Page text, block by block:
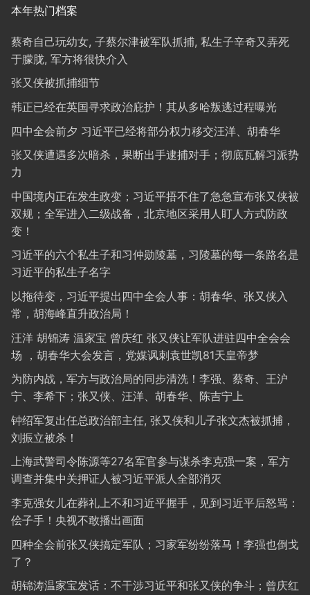
本年热门档案
蔡奇自己玩幼女, 子蔡尔津被军队抓捕, 私生子辛奇又弄死
于朦胧, 军方将很快介入
张又侠被抓捕细节
韩正已经在英国寻求政治庇护！其从多哈叛逃过程曝光
四中全会前夕 习近平已经将部分权力移交汪洋、胡春华
张又侠遭遇多次暗杀，果断出手逮捕对手；彻底瓦解习派势
力
中国境内正在发生政变；习近平捂不住了急急宣布张又侠被
双规；全军进入二级战备，北京地区采用人盯人方式防政
变！
习近平的六个私生子和习仲勋陵墓，习陵墓的每一条路名是
习近平的私生子名字
以拖待变，习近平提出四中全会人事：胡春华、张又侠入
常，胡海峰直升政治局！
汪洋 胡锦涛 温家宝 曾庆红 张又侠让军队进驻四中全会会
场 ，胡春华大会发言，党媒讽刺袁世凯81天皇帝梦
为防内战，军方与政治局的同步清洗！李强、蔡奇、王沪
宁、李希下；张又侠、汪洋、胡春华、陈吉宁上
钟绍军复出任总政治部主任, 张又侠和儿子张文杰被抓捕，
刘振立被杀！
上海武警司令陈源等27名军官参与谋杀李克强一案，军方
调查并集中关押证人被习近平派人全部消灭
李克强女儿在葬礼上不和习近平握手，见到习近平后怒骂：
侩子手！央视不敢播出画面
四种全会前张又侠搞定军队；习家军纷纷落马！李强也倒戈
了？
胡锦涛温家宝发话：不干涉习近平和张又侠的争斗；曾庆红